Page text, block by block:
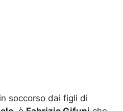
soccorso dai figli di